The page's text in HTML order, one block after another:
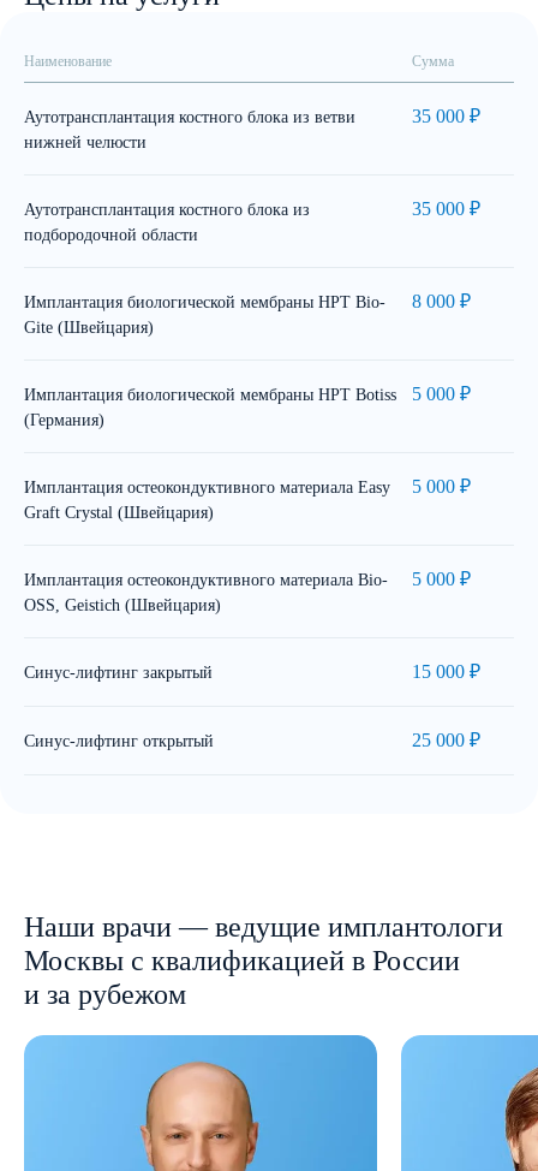
Наименование Сумма
Аутотрансплантация костного блока из ветви
нижней челюсти
35 000 ₽
Аутотрансплантация костного блока из
подбородочной области
35 000 ₽
Имплантация биологической мембраны HPT Bio-
Gite (Швейцария)
8 000 ₽
Имплантация биологической мембраны HPT Botiss
(Германия)
5 000 ₽
Имплантация остеокондуктивного материала Easy
Graft Crystal (Швейцария)
5 000 ₽
Имплантация остеокондуктивного материала Bio-
OSS, Geistich (Швейцария)
5 000 ₽
Синус-лифтинг закрытый 15 000 ₽
Синус-лифтинг открытый 25 000 ₽
Наши врачи — ведущие имплантологи
Москвы с квалификацией в России
и за рубежом